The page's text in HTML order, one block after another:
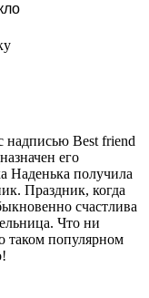
надписью Best friend
его
Наденька получила
Праздник, когда
счастлива
Что ни
таком популярном